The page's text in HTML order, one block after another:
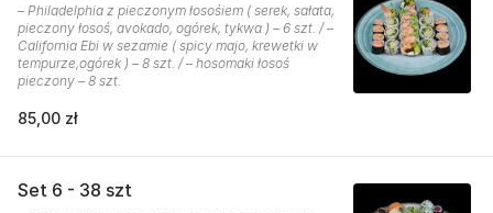
– Philadelphia z pieczonym łosośiem ( serek, sałata,
pieczony łosoś, avokado, ogórek, tykwa ) – 6 szt. / –
California Ebi w sezamie ( spicy majo, krewetki w
tempurze,ogórek ) – 8 szt. / – hosomaki łosoś
pieczony – 8 szt.
85,00 zł
Set 6 - 38 szt